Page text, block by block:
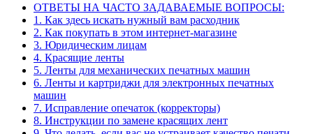
ОТВЕТЫ НА ЧАСТО ЗАДАВАЕМЫЕ ВОПРОСЫ:
1. Как здесь искать нужный вам расходник
2. Как покупать в этом интернет-магазине
3. Юридическим лицам
4. Красящие ленты
5. Ленты для механических печатных машин
6. Ленты и картриджи для электронных печатных
машин
7. Исправление опечаток (корректоры)
8. Инструкции по замене красящих лент